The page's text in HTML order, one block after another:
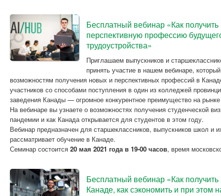
Бесплатный вебинар «Как
перспективную профессию
трудоустройства»
Приглашаем выпускников и
принять участие в нашем вебинаре,
возможностям получения новых и перспективных профессий в
участников со способами поступления в один из колледжей
заведения Канады — огромное конкурентное преимущество на
На вебинаре вы узнаете о возможностях получения студенческой
пандемии и как Канада открывается для студентов в этом году.
Вебинар предназначен для старшеклассников, выпускников школ и
рассматривает обучение в Канаде.
Семинар состоится 20 мая 2021 года в 19-00 часов, время
Бесплатный вебинар «Как
Канаде, как сэкономить и при этом